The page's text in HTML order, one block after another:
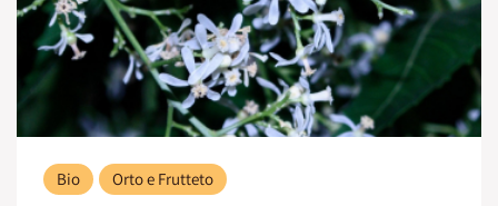
Bio Orto e Frutteto